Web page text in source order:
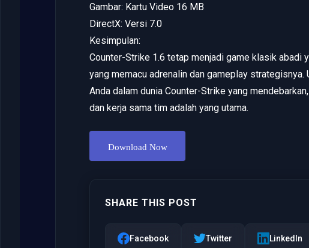
Gambar: Kartu Video 16 MB
DirectX: Versi 7.0
Kesimpulan:
Counter-Strike 1.6 tetap menjadi game klasik abadi
yang memacu adrenalin dan gameplay strategisnya.
Anda dalam dunia Counter-Strike yang
dan kerja sama tim adalah yang utama.
Download Now
SHARE THIS POST
Facebook Twitter LinkedIn